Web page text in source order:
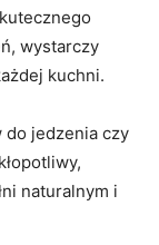
wystarczy
kuchni.
do jedzenia czy
naturalnym i